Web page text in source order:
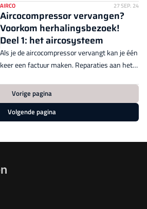
keer goed. Nissens-garantie-expert Marcel
van der Cruijsen geeft praktische tips. In deel
2 bespreekt hij de analyse van de defecte
aircocompressor.
AIRCO 27 SEP. 24
Aircocompressor vervangen?
Voorkom herhalingsbezoek!
Deel 1: het aircosysteem
Als je de aircocompressor vervangt kan je één
keer een factuur maken. Reparaties aan het
keer goed. Nissens-garantie-expert Marcel
van der Cruijsen geeft praktische tips in drie
delen.
Vorige pagina
Volgende pagina